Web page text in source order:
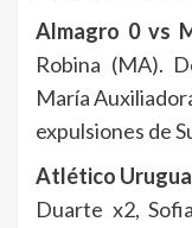
Almagro 0 vs
Robina (MA).
María
expulsiones de
Atlético
Duarte x2,